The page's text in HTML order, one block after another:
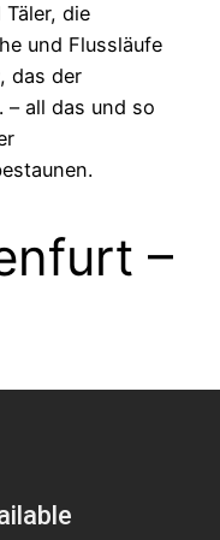
die
und Flussläufe
, das der
all das und so
–